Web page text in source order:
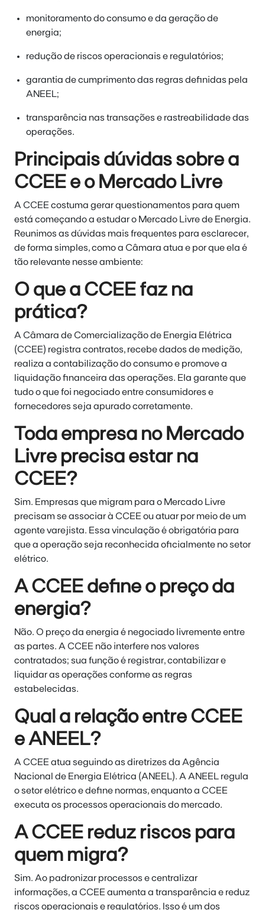
monitoramento do consumo e da geração de
energia;
redução de riscos operacionais e regulatórios;
garantia de cumprimento das regras definidas pela
ANEEL;
transparência nas transações e rastreabilidade das
operações.
Principais dúvidas sobre a
CCEE e o Mercado Livre
A CCEE costuma gerar questionamentos para quem
está começando a estudar o Mercado Livre de Energia.
Reunimos as dúvidas mais frequentes para esclarecer,
de forma simples, como a Câmara atua e por que ela é
tão relevante nesse ambiente:
O que a CCEE faz na
prática?
A Câmara de Comercialização de Energia Elétrica
(CCEE) registra contratos, recebe dados de medição,
realiza a contabilização do consumo e promove a
liquidação financeira das operações. Ela garante que
tudo o que foi negociado entre consumidores e
fornecedores seja apurado corretamente.
Toda empresa no Mercado
Livre precisa estar na
CCEE?
Sim. Empresas que migram para o Mercado Livre
precisam se associar à CCEE ou atuar por meio de um
agente varejista. Essa vinculação é obrigatória para
que a operação seja reconhecida oficialmente no setor
elétrico.
A CCEE define o preço da
energia?
Não. O preço da energia é negociado livremente entre
as partes. A CCEE não interfere nos valores
contratados; sua função é registrar, contabilizar e
liquidar as operações conforme as regras
estabelecidas.
Qual a relação entre CCEE
e ANEEL?
A CCEE atua seguindo as diretrizes da Agência
Nacional de Energia Elétrica (ANEEL). A ANEEL regula
o setor elétrico e define normas, enquanto a CCEE
executa os processos operacionais do mercado.
A CCEE reduz riscos para
quem migra?
Sim. Ao padronizar processos e centralizar
informações, a CCEE aumenta a transparência e reduz
riscos operacionais e regulatórios. Isso é um dos